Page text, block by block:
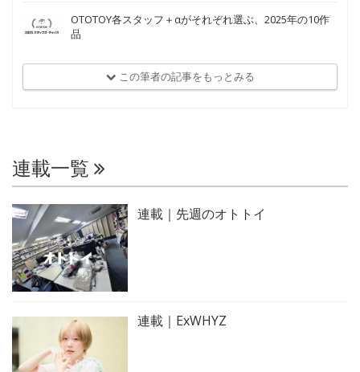
OTOTOY各スタッフ＋αがそれぞれ選ぶ、2025年の10作
品
この筆者の記事をもっとみる
連載一覧
連載｜先週のオトトイ
連載｜ExWHYZ